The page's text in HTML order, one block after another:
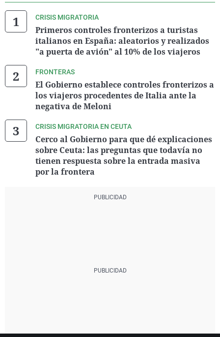
CRISIS MIGRATORIA
Primeros controles fronterizos a turistas
italianos en España: aleatorios y realizados
"a puerta de avión" al 10% de los viajeros
FRONTERAS
El Gobierno establece controles fronterizos a
los viajeros procedentes de Italia ante la
negativa de Meloni
CRISIS MIGRATORIA EN CEUTA
Cerco al Gobierno para que dé explicaciones
sobre Ceuta: las preguntas que todavía no
tienen respuesta sobre la entrada masiva
por la frontera